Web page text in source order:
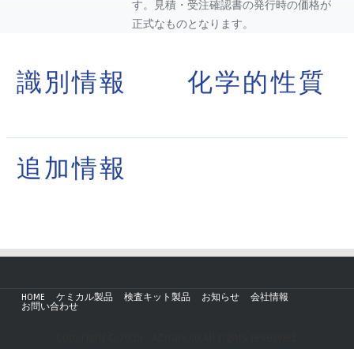
す。見積・受注確認書の発行時の価格が
正式なものとなります。
識別情報 化学的性質
追加情報
HOME ケミカル製品 検査キット製品 お知らせ
会社情報
お問い合わせ